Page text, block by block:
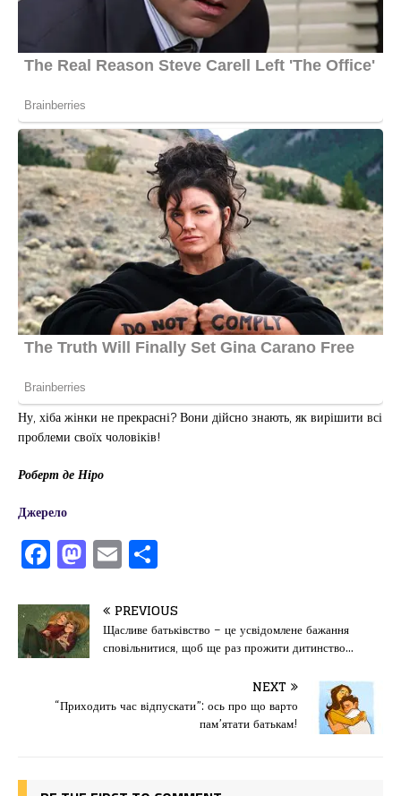
Ну, хіба жінки не прекрасні? Вони дійсно знають, як вирішити всі
проблеми своїх чоловіків!
Роберт де Ніро
Джерело
F
a
c
e
b
o
o
M
a
st
o
d
o
n
E
m
ai
l
іл
и
т
ис
я
PREVIOUS
Щасливе батьківство – це усвідомлене бажання
сповільнитися, щоб ще раз прожити дитинство…
NEXT
“Приходить час відпускати”: ось про що варто
пам’ятати батькам!